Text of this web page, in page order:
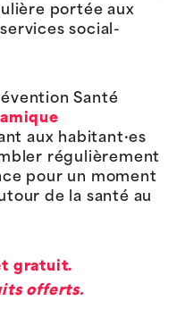
portée aux
social-
Santé
aux habitant·es
régulièrement
pour un moment
de la santé au
gratuit.
offerts.